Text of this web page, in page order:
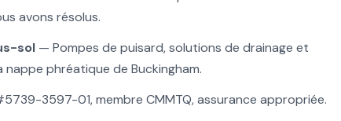
avons résolus.
sol — Pompes de puisard, solutions de drainage et
phréatique de Buckingham.
3597-01, membre CMMTQ, assurance appropriée.